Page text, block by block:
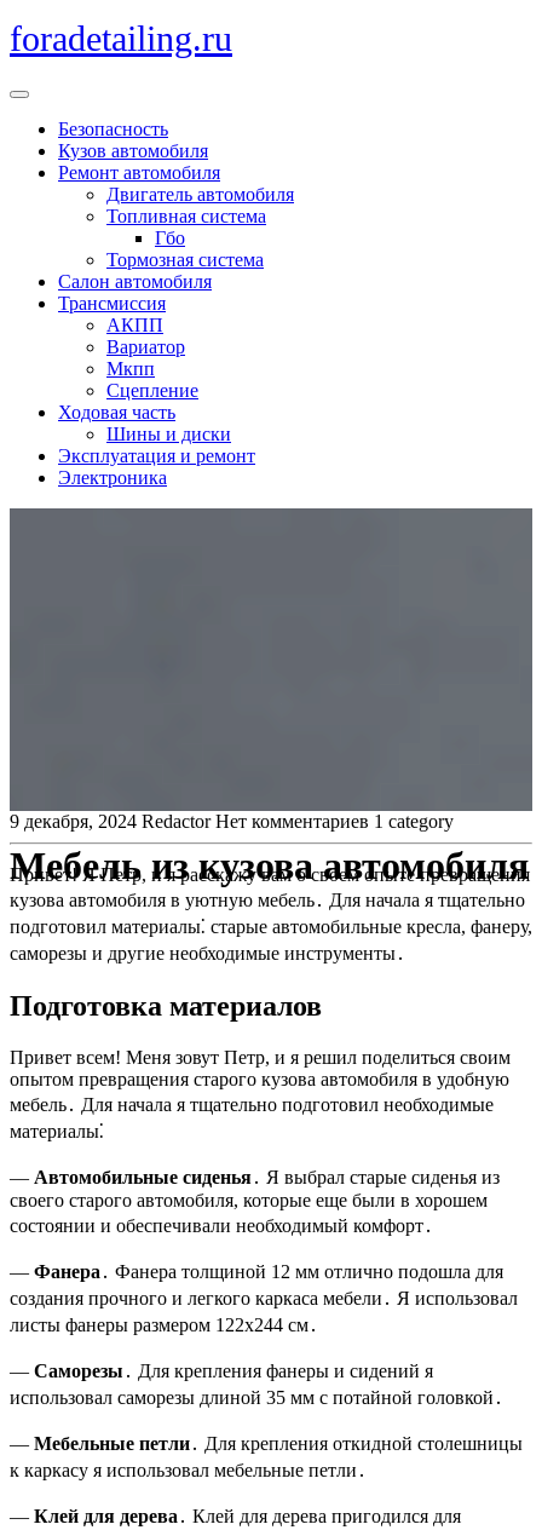
Перейти
к
foradetailing.ru
Кнопка
ОткрытьБезопасность
Кузов автомобиля
Ремонт автомобиля
Двигатель автомобиля
Топливная система
Гбо
Тормозная система
Салон автомобиля
Трансмиссия
АКПП
Вариатор
Мкпп
Сцепление
Ходовая часть
Шины и диски
Эксплуатация и ремонт
Электроника
Мебель из кузова автомобиля
9 декабря, 2024 Redactor Нет комментариев 1 category
Привет! Я Петр, и я расскажу вам о своем опыте превращения
кузова автомобиля в уютную мебель․ Для начала я тщательно
подготовил материалы⁚ старые автомобильные кресла, фанеру,
саморезы и другие необходимые инструменты․
Подготовка материалов
Привет всем! Меня зовут Петр, и я решил поделиться своим
опытом превращения старого кузова автомобиля в удобную
мебель․ Для начала я тщательно подготовил необходимые
материалы⁚
— Автомобильные сиденья․ Я выбрал старые сиденья из
своего старого автомобиля, которые еще были в хорошем
состоянии и обеспечивали необходимый комфорт․
— Фанера ․ Фанера толщиной 12 мм отлично подошла для
создания прочного и легкого каркаса мебели․ Я использовал
листы фанеры размером 122х244 см․
— Саморезы ․ Для крепления фанеры и сидений я
использовал саморезы длиной 35 мм с потайной головкой․
— Мебельные петли․ Для крепления откидной столешницы
к каркасу я использовал мебельные петли․
— Клей для дерева ․ Клей для дерева пригодился для